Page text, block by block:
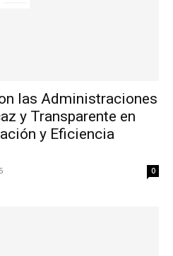
las Administraciones
y Transparente en
y Eficiencia
0